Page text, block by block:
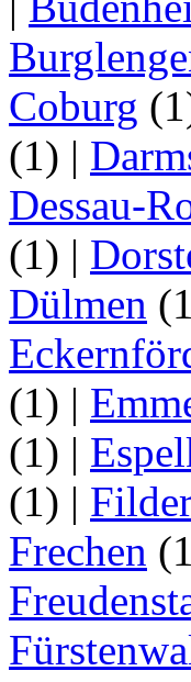
Coburg
(1) |
Dessau-
(1) |
Dülmen
(1) |
(1) |
(1) |
Frechen